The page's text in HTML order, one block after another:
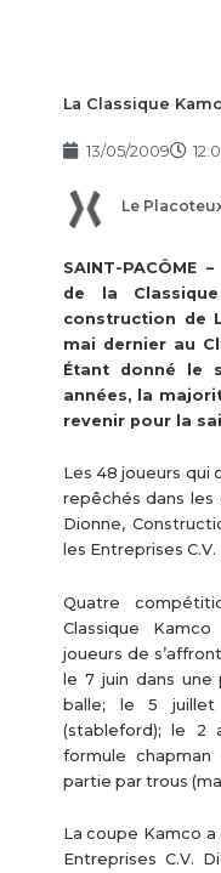
La Classique
13/05/2009
Le
SAINT-
de la
construction de
mai dernier au
Étant donné le
années, la
revenir pour la
Les 48 joueurs qui
repêchés dans les
Dionne,
les Entreprises
Quatre
Classique
joueurs de
le 7 juin dans une
balle; le 5
(stableford); le 2
formule
partie par trous
La coupe Kamco
Entreprises C.V.